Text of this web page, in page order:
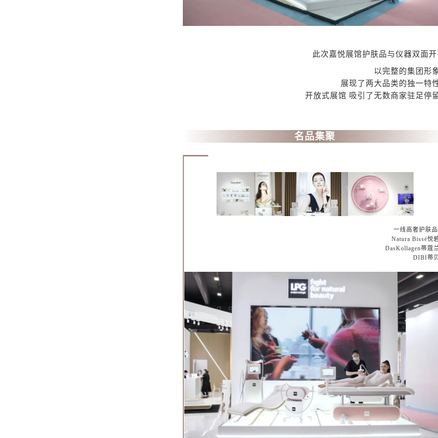
此次嘉悦展馆护肤品与仪器双面开
以完整的集团形
展现了两大品类的独一特
开放式展馆 吸引了无数商家驻足停
名品集聚
一线高奢护肤品
Natura Bissé悦
DasKollagen蒂蔻
DIBI蒂